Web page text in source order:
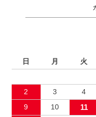
日
月 火
2
3 4
9
10 11